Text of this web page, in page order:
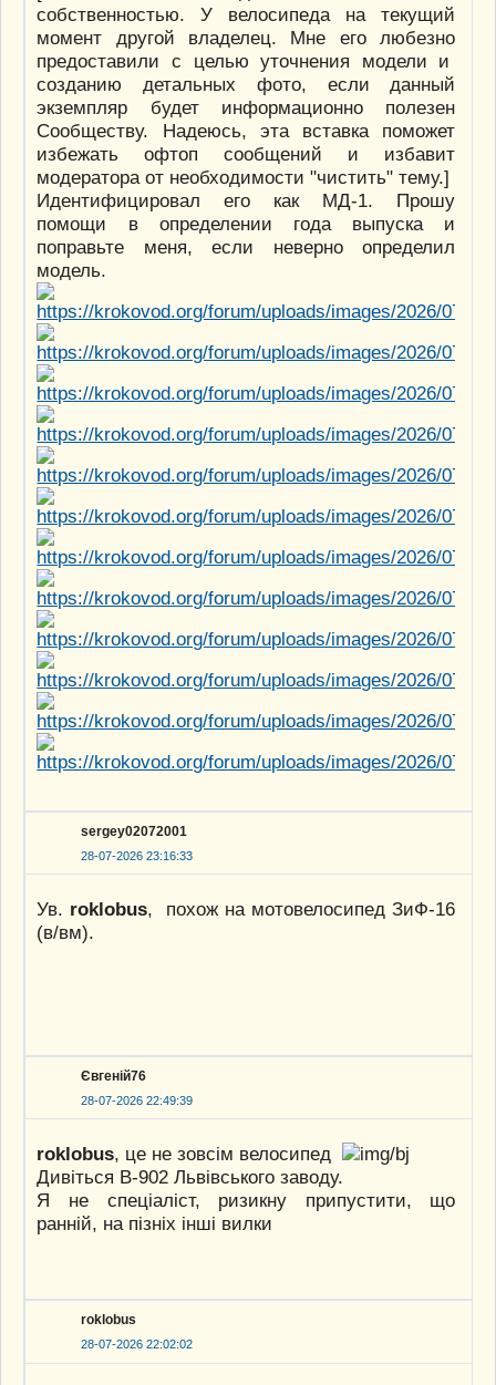
собственностью. У велосипеда на текущий
момент другой владелец. Мне его любезно
предоставили с целью уточнения модели и
созданию детальных фото, если данный
экземпляр будет информационно полезен
Сообществу. Надеюсь, эта вставка поможет
избежать офтоп сообщений и избавит
модератора от необходимости "чистить" тему.]
Идентифицировал его как МД-1. Прошу
помощи в определении года выпуска и
поправьте меня, если неверно определил
модель.
sergey02072001
28-07-2026 23:16:33
Ув. roklobus, похож на мотовелосипед ЗиФ-16
(в/вм).
Євгеній76
28-07-2026 22:49:39
roklobus, це не зовсім велосипед
Дивіться В-902 Львівського заводу.
Я не спеціаліст, ризикну припустити, що
ранній, на пізніх інші вилки
roklobus
28-07-2026 22:02:02